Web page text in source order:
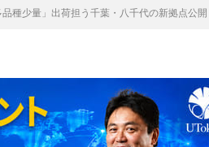
種少量」出荷担う千葉・八千代の新拠点公開